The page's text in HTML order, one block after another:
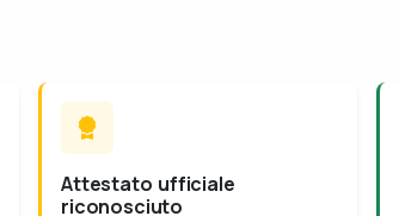
Attestato ufficiale
riconosciuto